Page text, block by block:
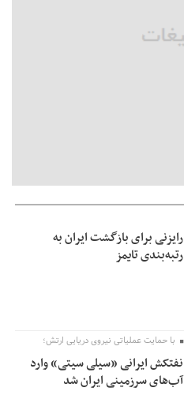
رایزنی برای بازگشت ایران به
رتبه‌بندی تایمز
با حمایت عملیاتی نیروی دریایی ارتش؛
نفتکش ایرانی «سیلی سیتی» وارد
آب‌های سرزمینی ایران شد